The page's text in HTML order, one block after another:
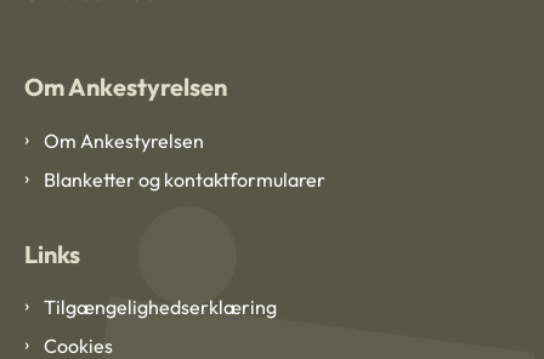
Om Ankestyrelsen
Om Ankestyrelsen
Blanketter og kontaktformularer
Links
Tilgængelighedserklæring
Cookies